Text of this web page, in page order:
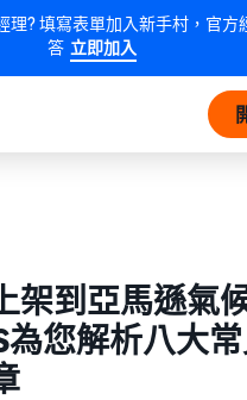
理? 填寫表單加入新手村，官方
答 立即加入
架到亞馬遜氣
為您解析八大